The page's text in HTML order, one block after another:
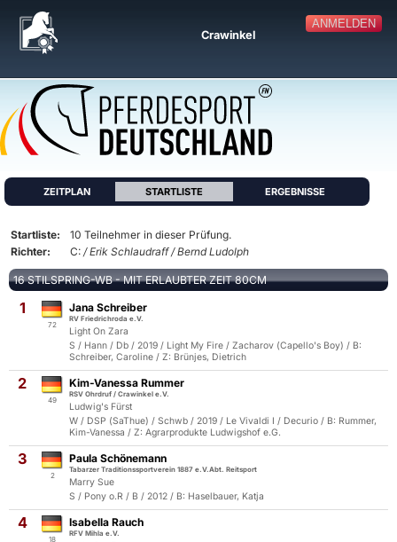
ANMELDEN
Crawinkel
ZEITPLAN STARTLISTE ERGEBNISSE
Startliste:
10 Teilnehmer in dieser Prüfung.
Richter:
C: / Erik Schlaudraff / Bernd Ludolph
16 STILSPRING-WB - MIT ERLAUBTER ZEIT 80CM
1
72
Jana Schreiber
RV Friedrichroda e.V.
Light On Zara
S / Hann / Db / 2019 / Light My Fire / Zacharov (Capello's Boy) / B:
Schreiber, Caroline / Z: Brünjes, Dietrich
2
49
Kim-Vanessa Rummer
RSV Ohrdruf / Crawinkel e.V.
Ludwig's Fürst
W / DSP (SaThue) / Schwb / 2019 / Le Vivaldi I / Decurio / B: Rummer,
Kim-Vanessa / Z: Agrarprodukte Ludwigshof e.G.
3
2
Paula Schönemann
Tabarzer Traditionssportverein 1887 e.V.Abt. Reitsport
Marry Sue
S / Pony o.R / B / 2012 / B: Haselbauer, Katja
4
18
Isabella Rauch
RFV Mihla e.V.